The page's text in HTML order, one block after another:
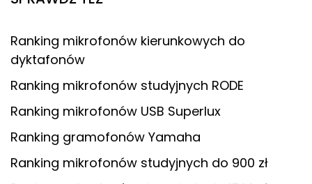
Ranking mikrofonów kierunkowych do
dyktafonów
Ranking mikrofonów studyjnych RODE
Ranking mikrofonów USB Superlux
Ranking gramofonów Yamaha
Ranking mikrofonów studyjnych do 900 zł